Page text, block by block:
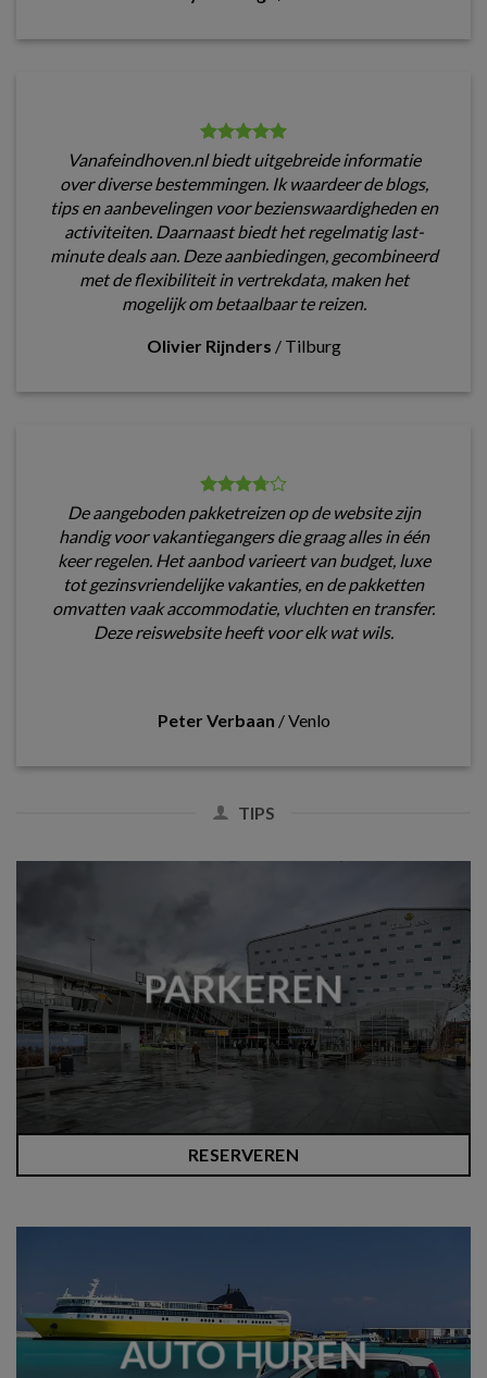
Vanafeindhoven.nl biedt uitgebreide informatie
over diverse bestemmingen. Ik waardeer de blogs,
tips en aanbevelingen voor bezienswaardigheden en
activiteiten. Daarnaast biedt het regelmatig last-
minute deals aan. Deze aanbiedingen, gecombineerd
met de flexibiliteit in vertrekdata, maken het
mogelijk om betaalbaar te reizen.
Olivier Rijnders / Tilburg
De aangeboden pakketreizen op de website zijn
handig voor vakantiegangers die graag alles in één
keer regelen. Het aanbod varieert van budget, luxe
tot gezinsvriendelijke vakanties, en de pakketten
omvatten vaak accommodatie, vluchten en transfer.
Deze reiswebsite heeft voor elk wat wils.
Peter Verbaan /Venlo
TIPS
PARKEREN
RESERVEREN
AUTO HUREN